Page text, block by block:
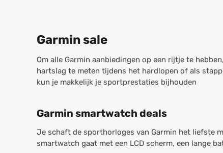
Garmin sale
Om alle Garmin aanbiedingen op een rijtje te
hartslag te meten tijdens het hardlopen of als
kun je makkelijk je sportprestaties bijhouden
Garmin smartwatch deals
Je schaft de sporthorloges van Garmin het liefste
smartwatch gaat met een LCD scherm, een lange